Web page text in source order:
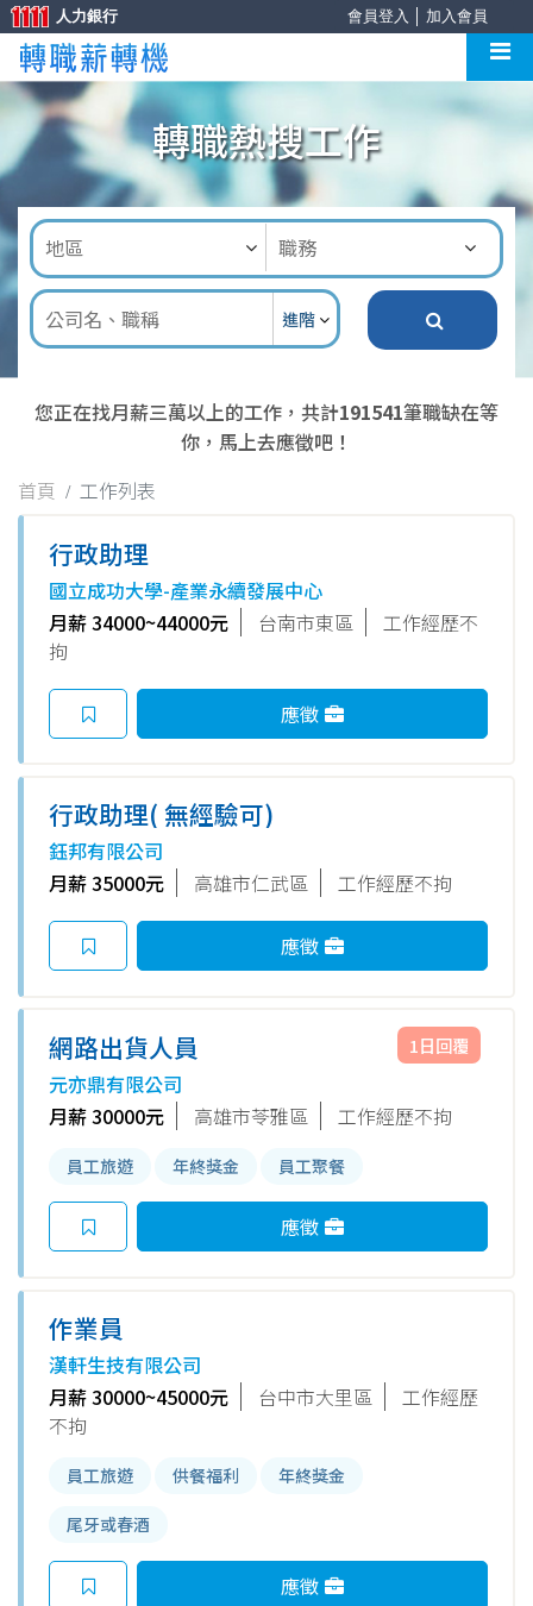
會員登入 加入會員
人力銀行
轉職熱搜工作
進階
您正在找月薪三萬以上的工作，共計191541筆職缺在等
你，馬上去應徵吧！
首頁
工作列表
行政助理
國立成功大學-產業永續發展中心
月薪 34000~44000元
台南市東區
工作經歷不
拘
應徵
行政助理( 無經驗可)
鈺邦有限公司
月薪 35000元
高雄市仁武區 工作經歷不拘
應徵
網路出貨人員
元亦鼎有限公司
月薪 30000元
高雄市苓雅區 工作經歷不拘
員工旅遊 年終獎金 員工聚餐
1日回覆
應徵
作業員
漢軒生技有限公司
月薪 30000~45000元
台中市大里區
工作經歷
不拘
員工旅遊 供餐福利 年終獎金
尾牙或春酒
應徵